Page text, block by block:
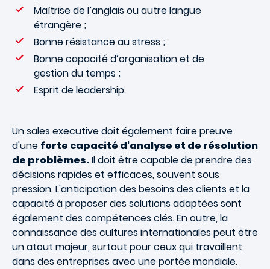
Maîtrise de l’anglais ou autre langue
étrangère ;
Bonne résistance au stress ;
Bonne capacité d’organisation et de
gestion du temps ;
Esprit de leadership.
Un sales executive doit également faire preuve
d'une forte capacité d'analyse et de résolution
de problèmes.Il doit être capable de prendre des
décisions rapides et efficaces, souvent sous
pression. L'anticipation des besoins des clients et la
capacité à proposer des solutions adaptées sont
également des compétences clés. En outre, la
connaissance des cultures internationales peut être
un atout majeur, surtout pour ceux qui travaillent
dans des entreprises avec une portée mondiale.